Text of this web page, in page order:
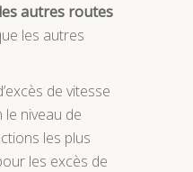
autres routes
les autres
de vitesse
niveau de
les plus
les excès de